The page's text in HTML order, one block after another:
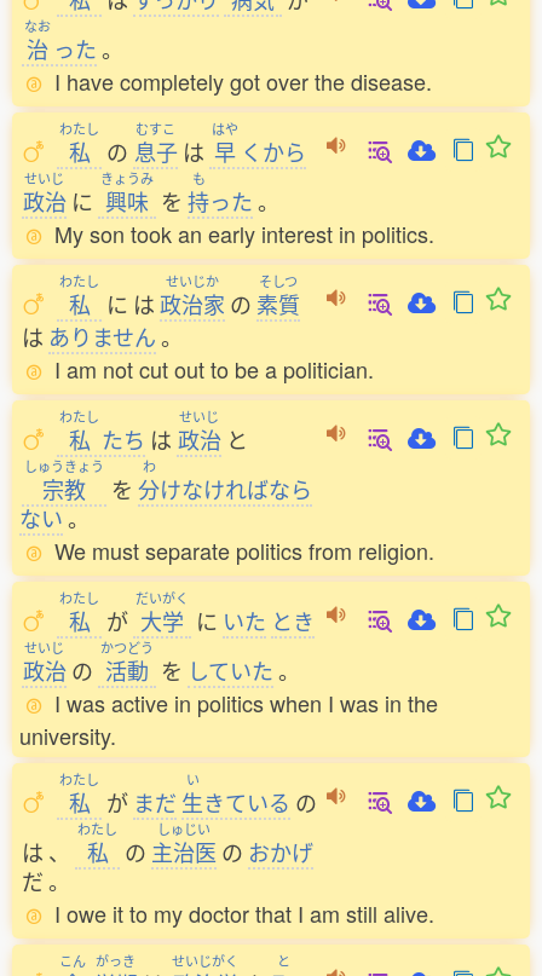
なお
治 った。
I have completely got over the disease.
わたし
私 の
むすこ
息子 は
はや
早 くから
せいじ
政治 に
きょうみ
興味 を
も
持った。
My son took an early interest in politics.
わたし
私 に は
せいじか
政治家 の
そしつ
素質
は ありません。
I am not cut out to be a politician.
わたし
私 たち は
せいじ
政治 と
しゅうきょう
宗教 を
わ
分けなければなら
ない。
We must separate politics from religion.
わたし
私 が
だいがく
大学 に いた とき
せいじ
政治 の
かつどう
活動 を していた。
I was active in politics when I was in the
university.
わたし
私 が まだ
い
生きている の
は 、
わたし
私 の
しゅじい
主治医 の おかげ
だ。
I owe it to my doctor that I am still alive.
こん がっき せいじがく と